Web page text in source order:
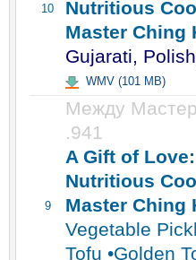
10
Nutritious
Master Ching
Gujarati,
WMV (101 MB)
9
Между
.941
A Gift of
Nutritious
Master Ching
Vegetable
Tofu •Golden